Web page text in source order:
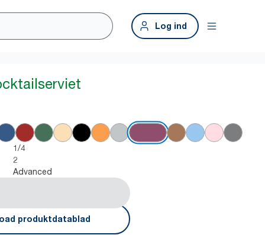
Log ind
1/4
2
Advanced
produktdatablad